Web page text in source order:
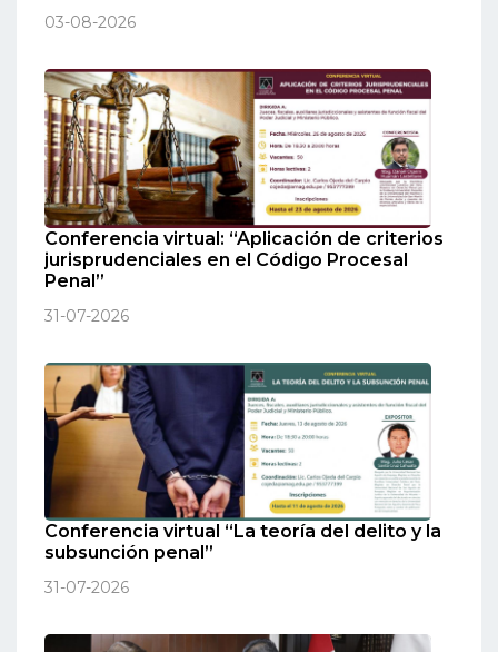
03-08-2026
Conferencia virtual: “Aplicación de criterios
jurisprudenciales en el Código Procesal
Penal”
31-07-2026
Conferencia virtual “La teoría del delito y la
subsunción penal”
31-07-2026